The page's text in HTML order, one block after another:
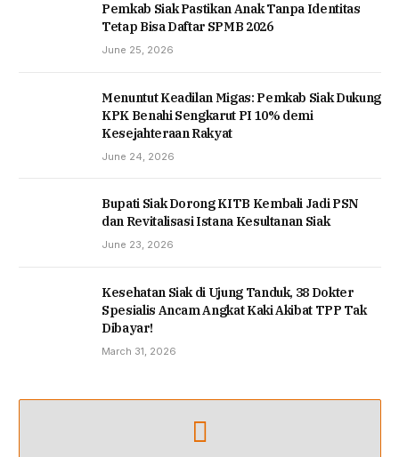
Pemkab Siak Pastikan Anak Tanpa Identitas
Tetap Bisa Daftar SPMB 2026
June 25, 2026
Menuntut Keadilan Migas: Pemkab Siak Dukung
KPK Benahi Sengkarut PI 10% demi
Kesejahteraan Rakyat
June 24, 2026
Bupati Siak Dorong KITB Kembali Jadi PSN
dan Revitalisasi Istana Kesultanan Siak
June 23, 2026
Kesehatan Siak di Ujung Tanduk, 38 Dokter
Spesialis Ancam Angkat Kaki Akibat TPP Tak
Dibayar!
March 31, 2026